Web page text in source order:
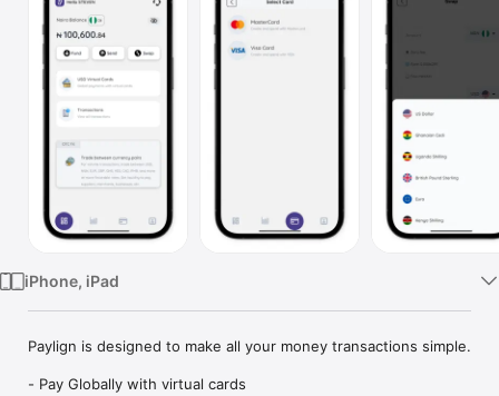
iPhone, iPad
Paylign is designed to make all your money transactions simple.
- Pay Globally with virtual cards